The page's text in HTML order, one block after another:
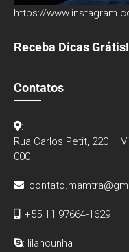
https://
Receba Dicas Grátis!
Contatos
:
Rua Carlos Petit, 220 –
000
:
: +55 11 97664-1629
: lilahcunha